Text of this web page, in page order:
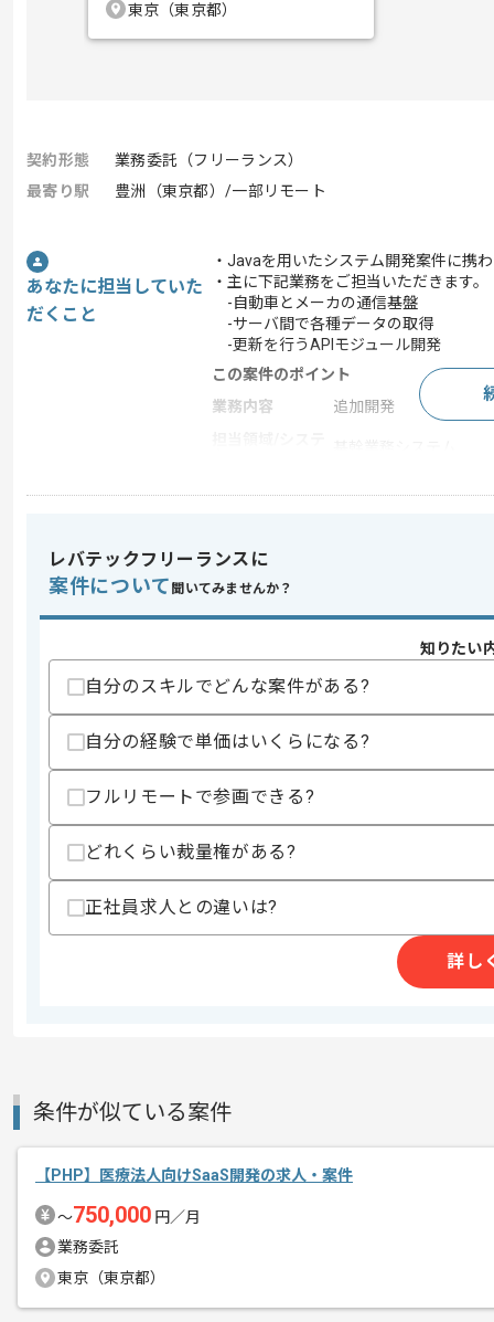
東京（東京都）
契約形態
業務委託（フリーランス）
最寄り駅
豊洲（東京都）/一部リモート
あなたに担当していた
だくこと
・Javaを用いたシステム開発案件に携
・主に下記業務をご担当いただきます。
-自動車とメーカの通信基盤
-サーバ間で各種データの取得
-更新を行うAPIモジュール開発
この案件のポイント
業務内容
追加開発
スキル
スキルに不安がある方へ
上記に似た経験やスキルをお持ちであれば申
精算・お支払い
精算条件
有
精算基準時間
支払いサイト
エージェントからのコ
レバテックでの実績がある企業の案件で
Javaでの開発経験を活かすことができ
経験豊富なエンジニアと成長が出来る
レバテックフリーランスに
案件について 聞いてみませんか？
知りたい
自分のスキルでどんな案件がある?
自分の経験で単価はいくらになる?
フルリモートで参画できる?
どれくらい裁量権がある?
正社員求人との違いは?
詳し
条件が似ている案件
【PHP】医療法人向けSaaS開発の求人・案件
〜750,000 円／月
業務委託
東京（東京都）